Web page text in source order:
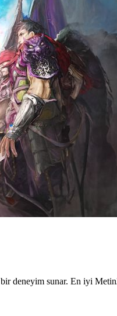
deneyim sunar. En iyi